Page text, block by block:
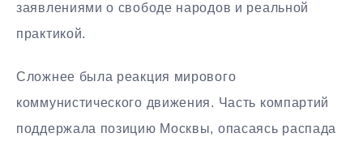
заявлениями о свободе народов и реальной
практикой.
Сложнее была реакция мирового
коммунистического движения. Часть компартий
поддержала позицию Москвы, опасаясь распада